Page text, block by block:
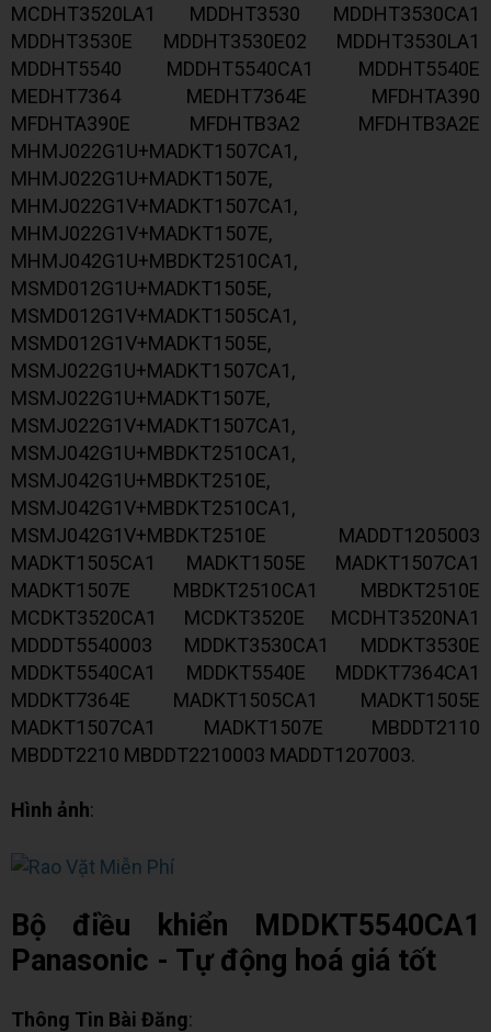
MCDHT3520LA1 MDDHT3530 MDDHT3530CA1
MDDHT3530E MDDHT3530E02 MDDHT3530LA1
MDDHT5540 MDDHT5540CA1 MDDHT5540E
MEDHT7364 MEDHT7364E MFDHTA390
MFDHTA390E MFDHTB3A2 MFDHTB3A2E
MHMJ022G1U+MADKT1507CA1,
MHMJ022G1U+MADKT1507E,
MHMJ022G1V+MADKT1507CA1,
MHMJ022G1V+MADKT1507E,
MHMJ042G1U+MBDKT2510CA1,
MSMD012G1U+MADKT1505E,
MSMD012G1V+MADKT1505CA1,
MSMD012G1V+MADKT1505E,
MSMJ022G1U+MADKT1507CA1,
MSMJ022G1U+MADKT1507E,
MSMJ022G1V+MADKT1507CA1,
MSMJ042G1U+MBDKT2510CA1,
MSMJ042G1U+MBDKT2510E,
MSMJ042G1V+MBDKT2510CA1,
MSMJ042G1V+MBDKT2510E MADDT1205003
MADKT1505CA1 MADKT1505E MADKT1507CA1
MADKT1507E MBDKT2510CA1 MBDKT2510E
MCDKT3520CA1 MCDKT3520E MCDHT3520NA1
MDDDT5540003 MDDKT3530CA1 MDDKT3530E
MDDKT5540CA1 MDDKT5540E MDDKT7364CA1
MDDKT7364E MADKT1505CA1 MADKT1505E
MADKT1507CA1 MADKT1507E MBDDT2110
MBDDT2210 MBDDT2210003 MADDT1207003.
Hình ảnh:
Bộ điều khiển MDDKT5540CA1
Panasonic - Tự động hoá giá tốt
Thông Tin Bài Đăng: